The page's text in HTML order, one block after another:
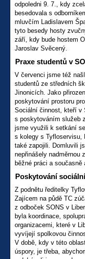
odpoledni 9. 7., kdy
besedovala s
mluvčím Ladislavem
tyto besedy hosty
září, kdy bude hostem
Jaroslav Svěcený.
Praxe studentů v
V červenci jsme též
studentů ze středních
Jinonicích. Jako
poskytování prostoru
Sociální činnost, kteří v
s poskytováním služeb
jsme využili k setkání
s kolegy s Tyfloservisu,
také zapojili. Domluvili
nepřinášely nadměrnou
běžné práci a
Poskytování
Z podnětu ředitelky
Zajícem na půdě TC
z odboček SONS v
byla koordinace,
organizacemi, které v
vyvíjejí spolkovou
V době, kdy v této
úspory, je třeba,